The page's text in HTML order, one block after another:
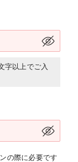
字以上でご入
の際に必要です